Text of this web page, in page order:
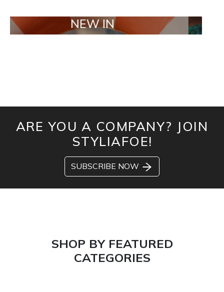
NEW IN
ARE YOU A COMPANY? JOIN
STYLIAFOE!
SUBSCRIBE NOW
SHOP BY FEATURED
CATEGORIES